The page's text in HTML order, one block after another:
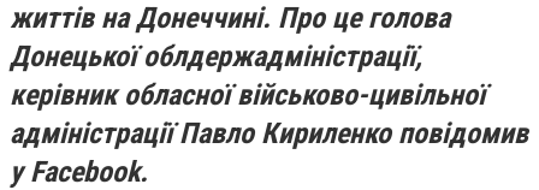
життів на Донеччині. Про це голова
Донецької облдержадміністрації,
керівник обласної військово-цивільної
адміністрації Павло Кириленко повідомив
у Facebook.